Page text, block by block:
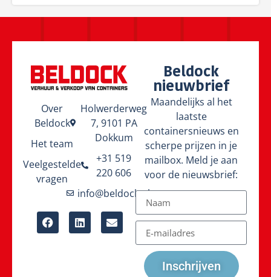
Over
Beldock
Het team
Veelgestelde
vragen
Holwerderweg
7, 9101 PA
Dokkum
+31 519
220 606
info@beldock.nl
Beldock
nieuwbrief
Maandelijks al het
laatste
containersnieuws en
scherpe prijzen in je
mailbox. Meld je aan
voor de nieuwsbrief:
Inschrijven